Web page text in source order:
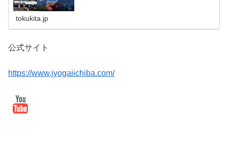
tokukita.jp
公式サイト
https://www.jyogaiichiba.com/